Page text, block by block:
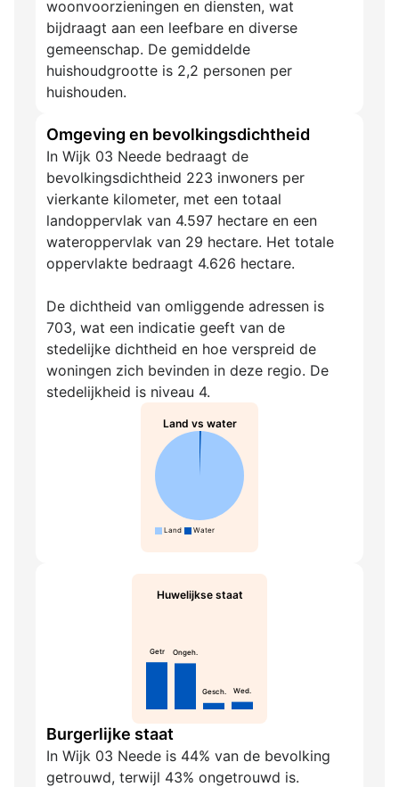
woonvoorzieningen en diensten, wat
bijdraagt aan een leefbare en diverse
gemeenschap. De gemiddelde
huishoudgrootte is 2,2 personen per
huishouden.
Omgeving en bevolkingsdichtheid
In Wijk 03 Neede bedraagt de
bevolkingsdichtheid 223 inwoners per
vierkante kilometer, met een totaal
landoppervlak van 4.597 hectare en een
wateroppervlak van 29 hectare. Het totale
oppervlakte bedraagt 4.626 hectare.
De dichtheid van omliggende adressen is
703, wat een indicatie geeft van de
stedelijke dichtheid en hoe verspreid de
woningen zich bevinden in deze regio. De
stedelijkheid is niveau 4.
Land vs water
Land Water
Huwelijkse staat
Getr Ongeh.
Gesch. Wed.
Burgerlijke staat
In Wijk 03 Neede is 44% van de bevolking
getrouwd, terwijl 43% ongetrouwd is.